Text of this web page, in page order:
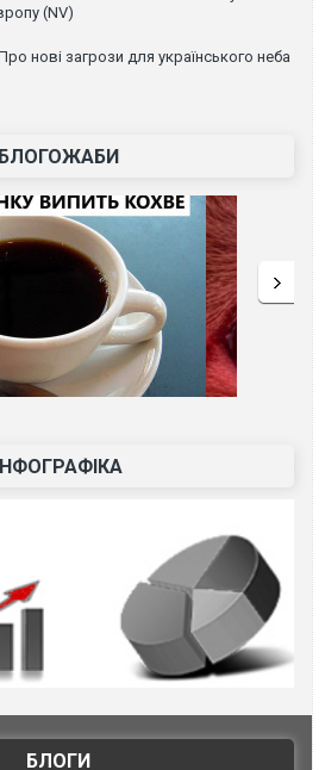
(NV)
нові загрози для українського неба
БЛОГОЖАБИ
БЛОГИ